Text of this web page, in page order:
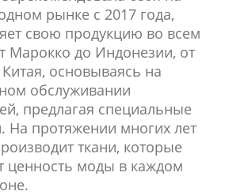
рынке с 2017 года,
свою продукцию во всем
до Индонезии, от
основываясь на
обслуживании
предлагая специальные
На протяжении многих лет
ткани, которые
моды в каждом